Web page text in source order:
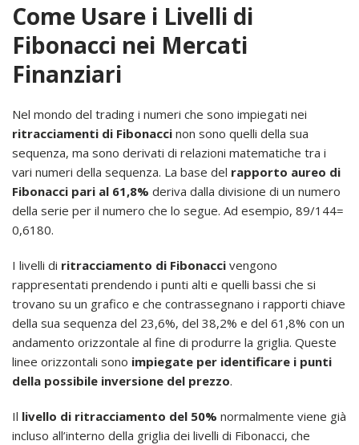
Come Usare i Livelli di
Fibonacci nei Mercati
Finanziari
Nel mondo del trading i numeri che sono impiegati nei
ritracciamenti di Fibonacci non sono quelli della sua
sequenza, ma sono derivati di relazioni matematiche tra i
vari numeri della sequenza. La base del rapporto aureo di
Fibonacci pari al 61,8% deriva dalla divisione di un numero
della serie per il numero che lo segue. Ad esempio, 89/144=
0,6180.
I livelli di ritracciamento di Fibonacci vengono
rappresentati prendendo i punti alti e quelli bassi che si
trovano su un grafico e che contrassegnano i rapporti chiave
della sua sequenza del 23,6%, del 38,2% e del 61,8% con un
andamento orizzontale al fine di produrre la griglia. Queste
linee orizzontali sono impiegate per identificare i punti
della possibile inversione del prezzo.
Il livello di ritracciamento del 50% normalmente viene già
incluso all’interno della griglia dei livelli di Fibonacci, che